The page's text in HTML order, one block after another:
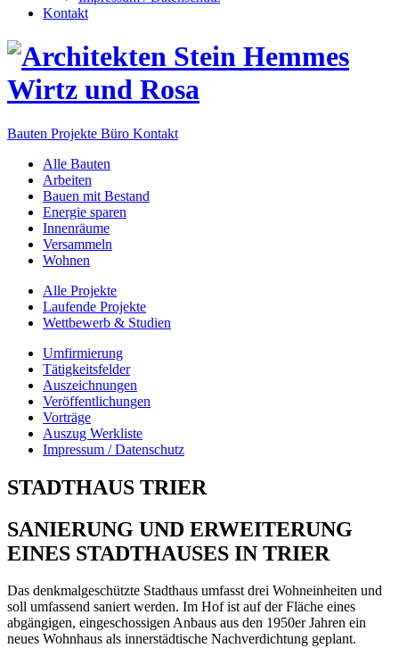
Kontakt
Bauten Projekte Büro Kontakt
Alle Bauten
Arbeiten
Bauen mit Bestand
Energie sparen
Innenräume
Versammeln
Wohnen
Alle Projekte
Laufende Projekte
Wettbewerb & Studien
Umfirmierung
Tätigkeitsfelder
Auszeichnungen
Veröffentlichungen
Vorträge
Auszug Werkliste
Impressum / Datenschutz
STADTHAUS TRIER
SANIERUNG UND ERWEITERUNG
EINES STADTHAUSES IN TRIER
Das denkmalgeschützte Stadthaus umfasst drei Wohneinheiten und
soll umfassend saniert werden. Im Hof ist auf der Fläche eines
abgängigen, eingeschossigen Anbaus aus den 1950er Jahren ein
neues Wohnhaus als innerstädtische Nachverdichtung geplant.